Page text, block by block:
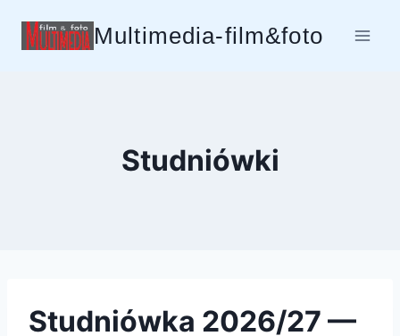
Multimedia-film&foto
Studniówki
Studniówka 2026/27 —